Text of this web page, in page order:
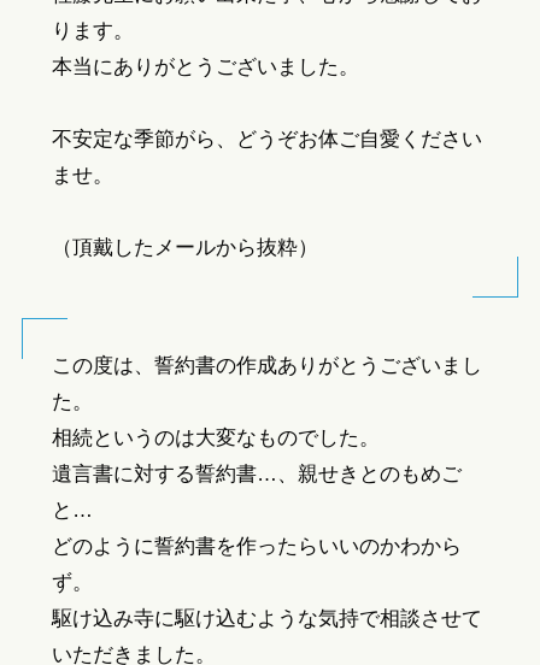
ります。
本当にありがとうございました。
不安定な季節がら、どうぞお体ご自愛ください
ませ。
（頂戴したメールから抜粋）
この度は、誓約書の作成ありがとうございまし
た。
相続というのは大変なものでした。
遺言書に対する誓約書…、親せきとのもめご
と…
どのように誓約書を作ったらいいのかわから
ず。
駆け込み寺に駆け込むような気持で相談させて
いただきました。